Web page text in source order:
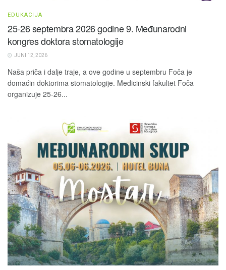
EDUKACIJA
25-26 septembra 2026 godine 9. Međunarodni
kongres doktora stomatologije
JUNI 12, 2026
Naša priča i dalje traje, a ove godine u septembru Foča je
domaćin doktorima stomatologije. Medicinski fakultet Foča
organizuje 25-26...